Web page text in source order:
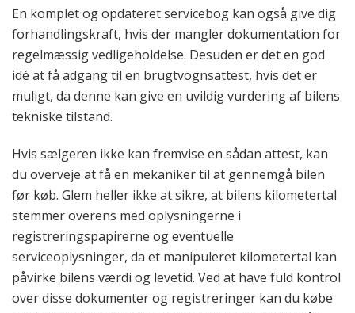
En komplet og opdateret servicebog kan også give dig
forhandlingskraft, hvis der mangler dokumentation for
regelmæssig vedligeholdelse. Desuden er det en god
idé at få adgang til en brugtvognsattest, hvis det er
muligt, da denne kan give en uvildig vurdering af bilens
tekniske tilstand.
Hvis sælgeren ikke kan fremvise en sådan attest, kan
du overveje at få en mekaniker til at gennemgå bilen
før køb. Glem heller ikke at sikre, at bilens kilometertal
stemmer overens med oplysningerne i
registreringspapirerne og eventuelle
serviceoplysninger, da et manipuleret kilometertal kan
påvirke bilens værdi og levetid. Ved at have fuld kontrol
over disse dokumenter og registreringer kan du købe